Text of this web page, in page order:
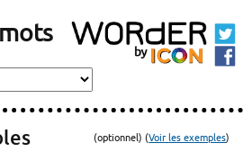
(optionnel) (Voir les exemples)